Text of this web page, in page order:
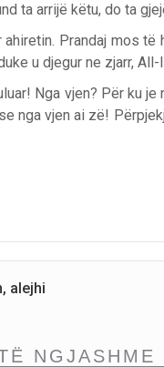
ta arrijë këtu, do ta
Prandaj mos
u djegur ne zjarr,
Nga vjen? Për ku
nga vjen ai zë!
alejhi
NGJASHME